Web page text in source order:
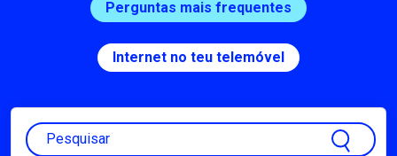
Perguntas mais frequentes
Internet no teu telemóvel
Pesquisar